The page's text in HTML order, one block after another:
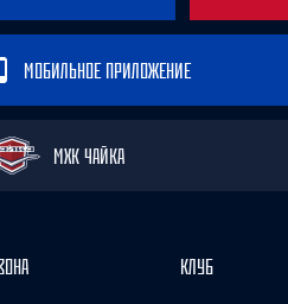
МОБИЛЬНОЕ ПРИЛОЖЕНИЕ
МХК ЧАЙКА
КЛУБ